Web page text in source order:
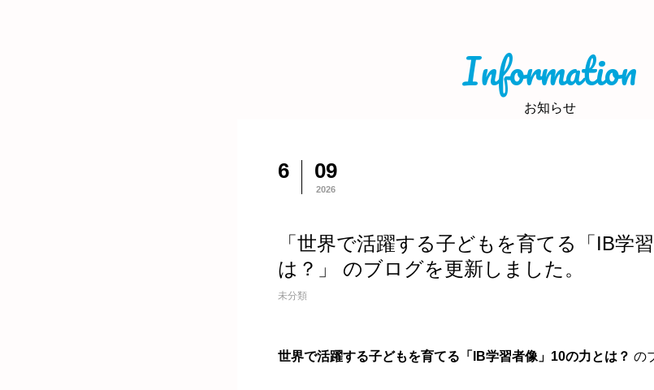
Information
お知らせ
6 09
2026
「世界で活躍する子どもを育てる「IB学
は？」 のブログを更新しました。
未分類
世界で活躍する子どもを育てる「IB学習者像」10の力とは？ の